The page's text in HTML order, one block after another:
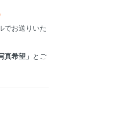
でお送りいた
希望」 とご